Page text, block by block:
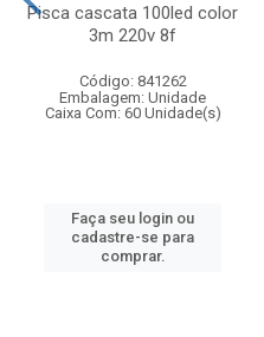
Pisca cascata 100led color
3m 220v 8f
Código: 841262
Embalagem: Unidade
Caixa Com: 60 Unidade(s)
Faça seu login ou
cadastre-se para
comprar.